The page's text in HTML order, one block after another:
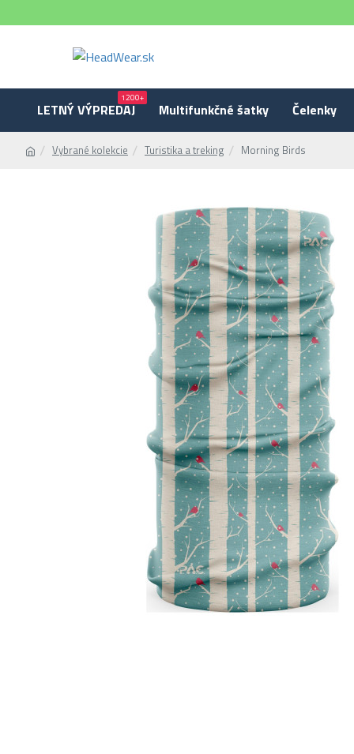
LETNÝ VÝPREDAJ
1200+
Multifunkčné šatky Čelenky
Vybrané kolekcie Turistika a treking Morning Birds